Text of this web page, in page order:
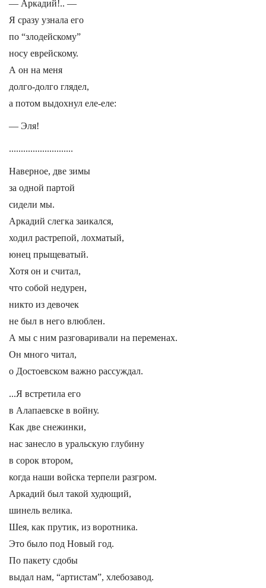
— Аркадий!.. —
Я сразу узнала его
по “злодейскому”
носу еврейскому.
А он на меня
долго-долго глядел,
а потом выдохнул еле-еле:
— Эля!
...........................
Наверное, две зимы
за одной партой
сидели мы.
Аркадий слегка заикался,
ходил растрепой, лохматый,
юнец прыщеватый.
Хотя он и считал,
что собой недурен,
никто из девочек
не был в него влюблен.
А мы с ним разговаривали на переменах.
Он много читал,
о Достоевском важно рассуждал.
...Я встретила его
в Алапаевске в войну.
Как две снежинки,
нас занесло в уральскую глубину
в сорок втором,
когда наши войска терпели разгром.
Аркадий был такой худющий,
шинель велика.
Шея, как прутик, из воротника.
Это было под Новый год.
По пакету сдобы
выдал нам, “артистам”, хлебозавод.